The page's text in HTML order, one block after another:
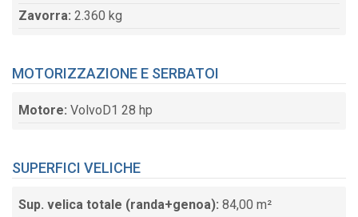
Zavorra: 2.360 kg
MOTORIZZAZIONE E SERBATOI
Motore: VolvoD1 28 hp
SUPERFICI VELICHE
Sup. velica totale (randa+genoa): 84,00 m²